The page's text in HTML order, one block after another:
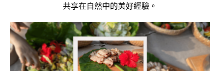
共享在自然中的美好經驗。